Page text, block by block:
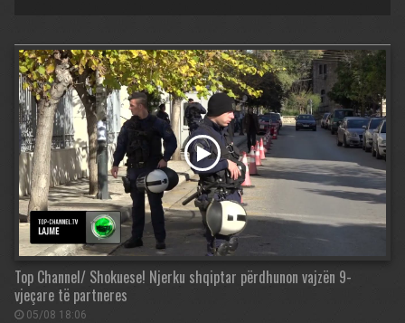
Top Channel/ Shokuese! Njerku shqiptar përdhunon vajzën 9-
vjeçare të partneres
05/08 18:06